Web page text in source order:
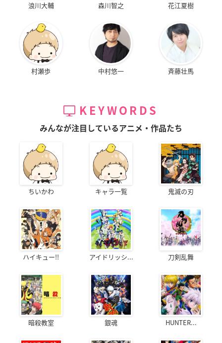
浪川大輔 森川智之 花江夏樹
村瀬歩 中村悠一 斉藤壮馬
KEYWORDS
みんなが注目しているアニメ・作品たち
ちいかわ キャラ一覧 鬼滅の刃
ハイキュー!! アイドリッシ... 刀剣乱舞
暗殺教室 銀魂 HUNTER...